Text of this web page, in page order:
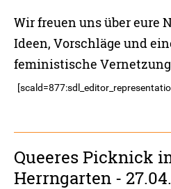
Wir freuen uns über eure
Ideen, Vorschläge und
feministische
Queeres Picknick
Herrngarten - 27.04.